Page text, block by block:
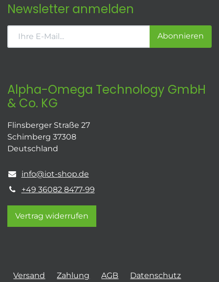
Newsletter anmelden
Abonnieren
Alpha-Omega Technology GmbH
& Co. KG
Flinsberger Straße 27
Schimberg 37308
Deutschland
info@iot-shop.de
+49 36082 8477-99
Vertrag widerrufen
Versand Zahlung AGB Datenschutz